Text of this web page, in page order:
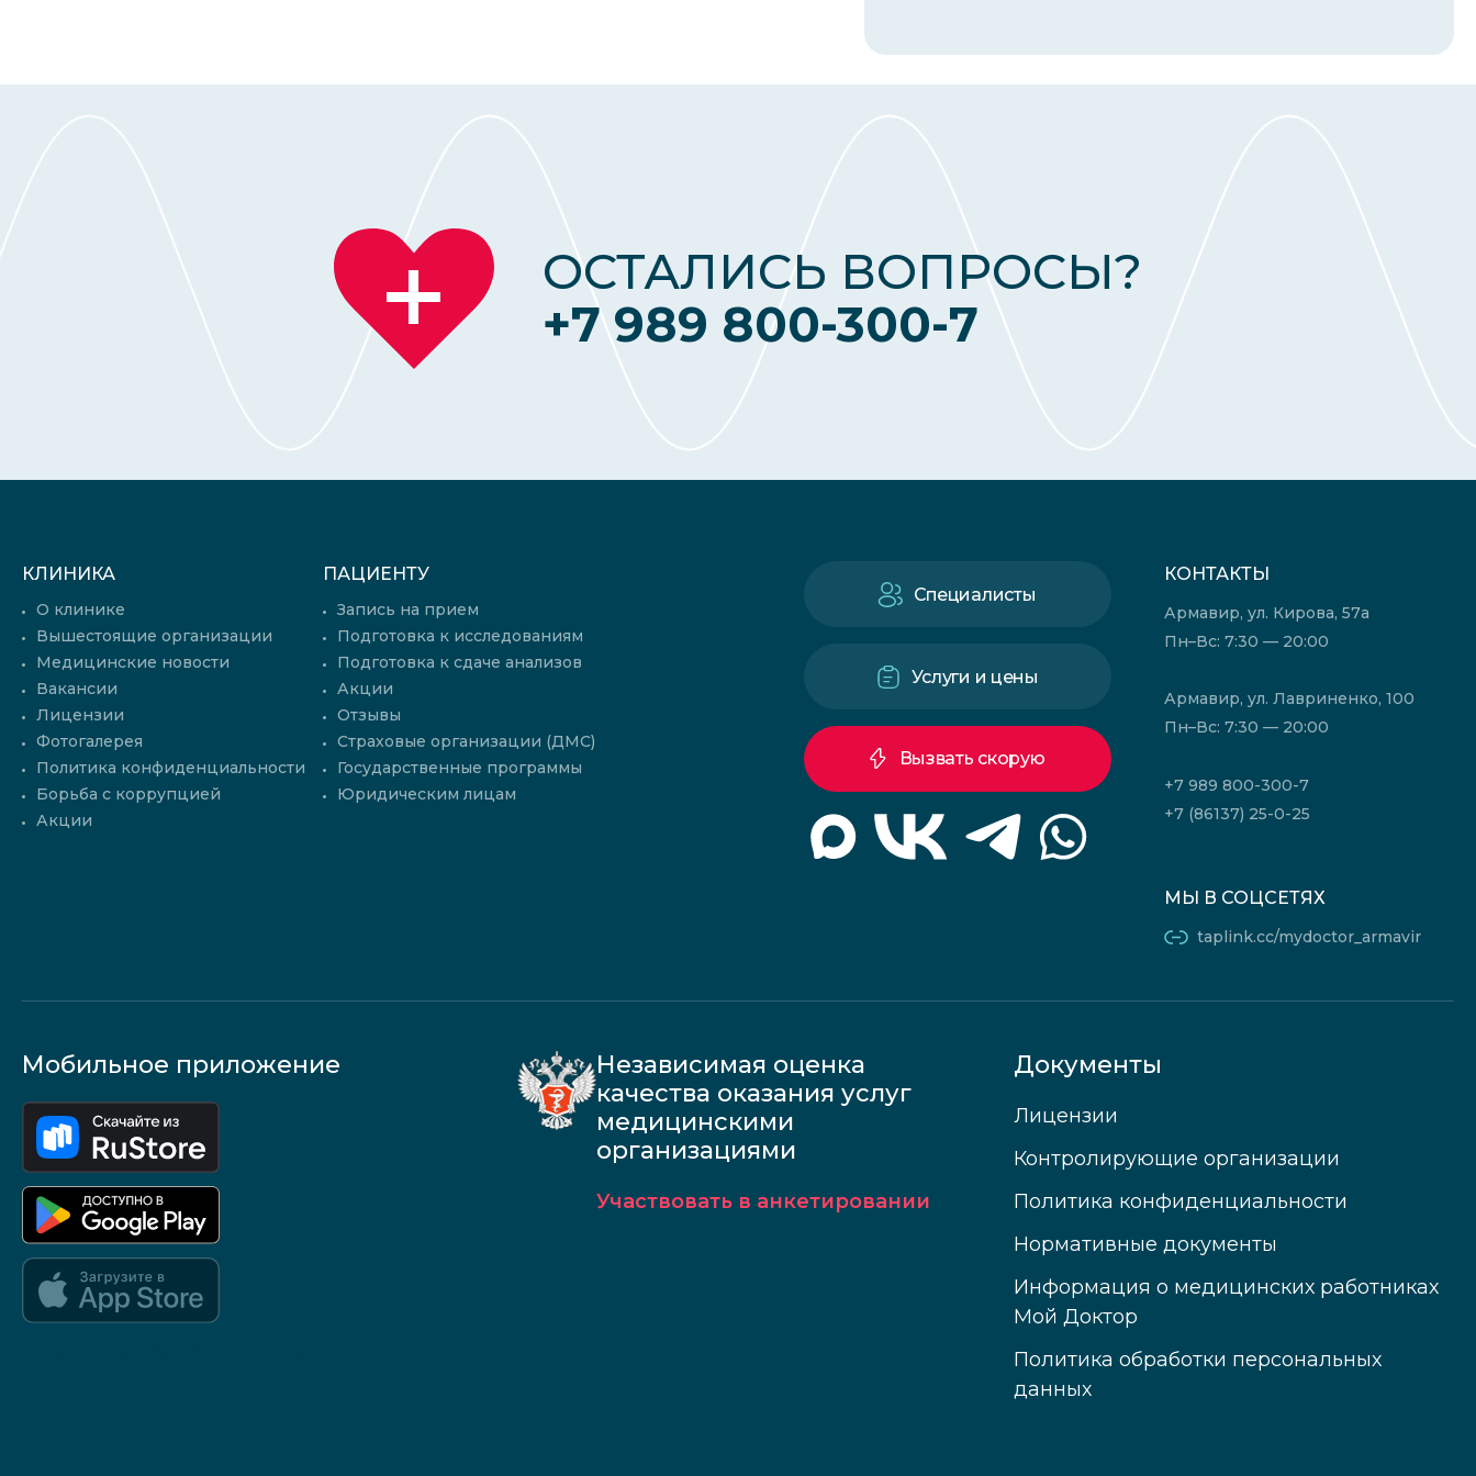
ОСТАЛИСЬ ВОПРОСЫ?
+7 989 800-300-7
КЛИНИКА
О клинике
Вышестоящие организации
Медицинские новости
Вакансии
Лицензии
Фотогалерея
Политика конфиденциальности
Борьба с коррупцией
Акции
ПАЦИЕНТУ
Запись на прием
Подготовка к исследованиям
Подготовка к сдаче анализов
Акции
Отзывы
Страховые организации (ДМС)
Государственные программы
Юридическим лицам
Специалисты
Услуги и цены
Вызвать скорую
КОНТАКТЫ
Армавир, ул. Кирова, 57а
Пн–Вс: 7:30 — 20:00
Армавир, ул. Лавриненко, 100
Пн–Вс: 7:30 — 20:00
+7 989 800-300-7
+7 (86137) 25-0-25
МЫ В СОЦСЕТЯХ
taplink.cc/mydoctor_armavir
Мобильное приложение
Независимая оценка
качества оказания услуг
медицинскими
организациями
Участвовать в анкетировании
Документы
Лицензии
Контролирующие организации
Политика конфиденциальности
Нормативные документы
Информация о медицинских работниках
Мой Доктор
Политика обработки персональных
данных